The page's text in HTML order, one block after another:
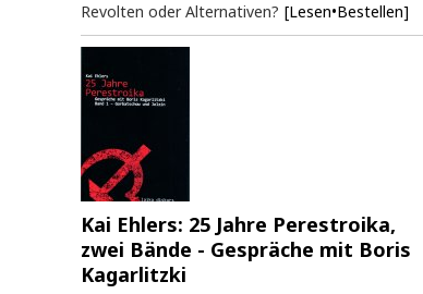
Revolten oder Alternativen? [Lesen•Bestellen]
Kai Ehlers: 25 Jahre Perestroika,
zwei Bände - Gespräche mit Boris
Kagarlitzki